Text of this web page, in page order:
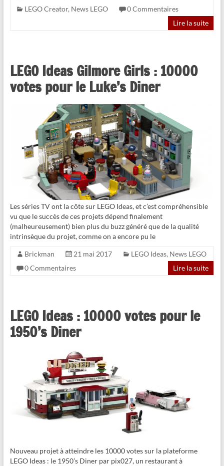
LEGO Creator, News LEGO
0 Commentaires
Lire la suite
LEGO Ideas Gilmore Girls : 10000
votes pour le Luke’s Diner
Les séries TV ont la côte sur LEGO Ideas, et c’est compréhensible
vu que le succès de ces projets dépend finalement
(malheureusement) bien plus du buzz généré que de la qualité
intrinsèque du projet, comme on a encore pu le
Brickman 21 mai 2017 LEGO Ideas, News LEGO
0 Commentaires
Lire la suite
LEGO Ideas : 10000 votes pour le
1950’s Diner
Nouveau projet à atteindre les 10000 votes sur la plateforme
LEGO Ideas : le 1950’s Diner par pix027, un restaurant à